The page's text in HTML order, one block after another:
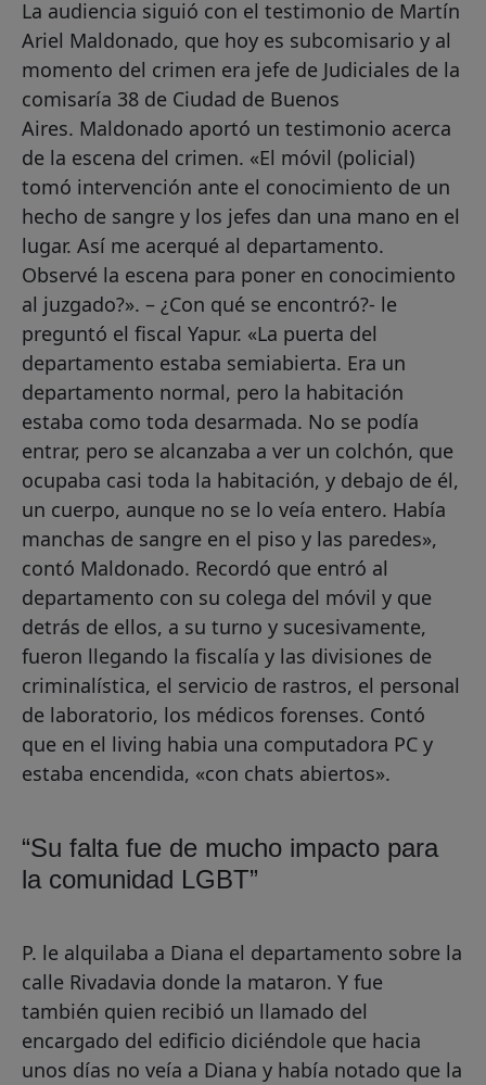
La audiencia siguió con el testimonio de Martín
Ariel Maldonado, que hoy es subcomisario y al
momento del crimen era jefe de Judiciales de la
comisaría 38 de Ciudad de Buenos
Aires. Maldonado aportó un testimonio acerca
de la escena del crimen. «El móvil (policial)
tomó intervención ante el conocimiento de un
hecho de sangre y los jefes dan una mano en el
lugar. Así me acerqué al departamento.
Observé la escena para poner en conocimiento
al juzgado?». – ¿Con qué se encontró?- le
preguntó el fiscal Yapur. «La puerta del
departamento estaba semiabierta. Era un
departamento normal, pero la habitación
estaba como toda desarmada. No se podía
entrar, pero se alcanzaba a ver un colchón, que
ocupaba casi toda la habitación, y debajo de él,
un cuerpo, aunque no se lo veía entero. Había
manchas de sangre en el piso y las paredes»,
contó Maldonado. Recordó que entró al
departamento con su colega del móvil y que
detrás de ellos, a su turno y sucesivamente,
fueron llegando la fiscalía y las divisiones de
criminalística, el servicio de rastros, el personal
de laboratorio, los médicos forenses. Contó
que en el living habia una computadora PC y
estaba encendida, «con chats abiertos».
“Su falta fue de mucho impacto para
la comunidad LGBT”
P. le alquilaba a Diana el departamento sobre la
calle Rivadavia donde la mataron. Y fue
también quien recibió un llamado del
encargado del edificio diciéndole que hacia
unos días no veía a Diana y había notado que la